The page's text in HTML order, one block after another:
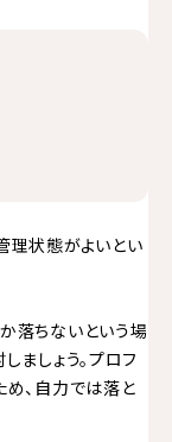
理状態がよいとい
落ちないという場
ましょう。プロフ
、自力では落と